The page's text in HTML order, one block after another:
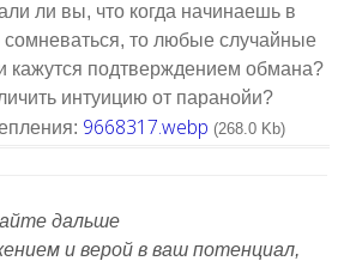
ли вы, что когда начинаешь в
сомневаться, то любые случайные
кажутся подтверждением обмана?
интуицию от паранойи?
9668317.webp (268.0 Kb)
дальше
и верой в ваш потенциал,